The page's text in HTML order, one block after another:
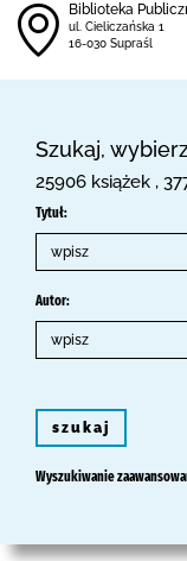
Biblioteka
ul. Cieliczańska 1
16-030 Supraśl
Szukaj,
25906 książek ,
Tytuł:
Autor:
szukaj
Wyszukiwanie